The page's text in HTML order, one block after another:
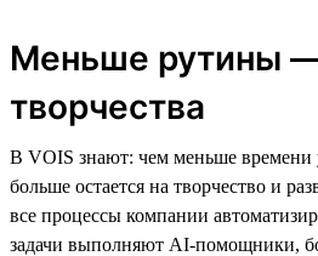
Меньше рутины
творчества
В VOIS знают: чем меньше времени
больше остается на творчество и
все процессы компании
задачи выполняют AI-помощники,